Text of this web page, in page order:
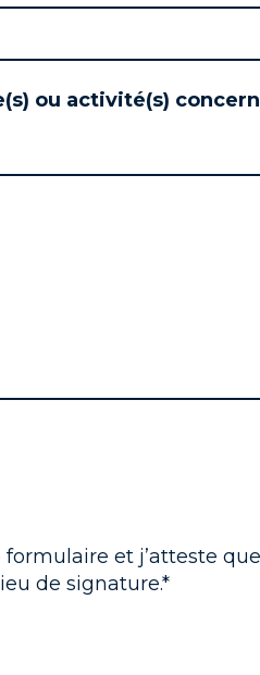
ou activité(s)
et j’atteste
de signature.*